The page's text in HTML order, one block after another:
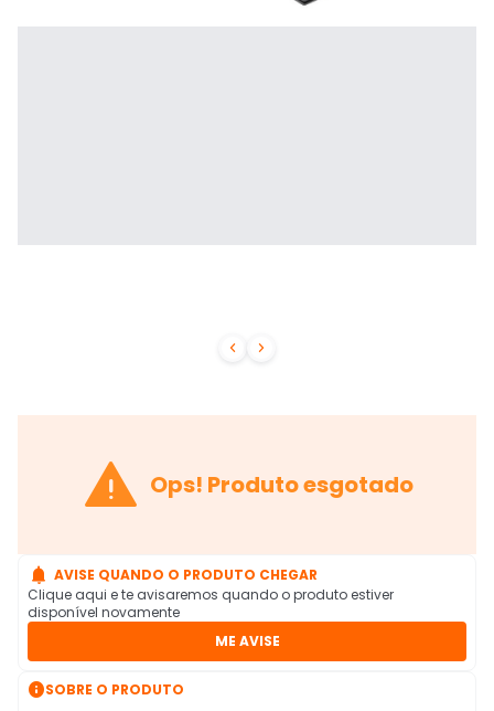
 
 Ops! Produto esgotado
 AVISE QUANDO O PRODUTO CHEGAR
Clique aqui e te avisaremos quando o produto estiver
disponível novamente
ME AVISE
SOBRE O PRODUTO